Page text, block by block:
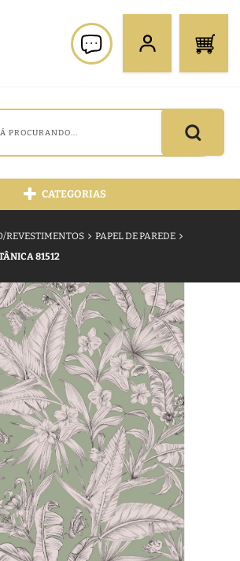
CATEGORIAS
REVESTIMENTOS
PAPEL DE PAREDE
81512